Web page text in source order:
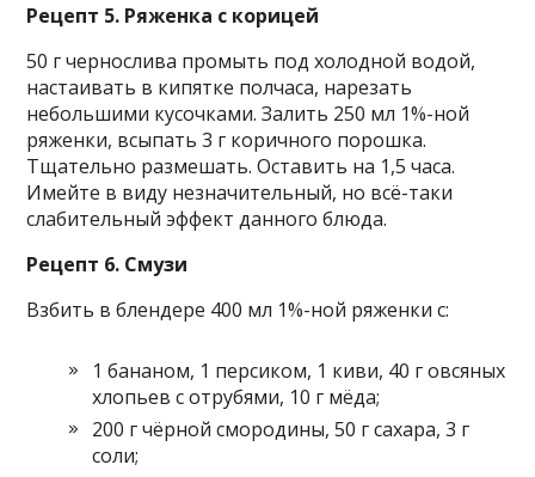
Рецепт 5. Ряженка с корицей
50 г чернослива промыть под холодной водой,
настаивать в кипятке полчаса, нарезать
небольшими кусочками. Залить 250 мл 1%-ной
ряженки, всыпать 3 г коричного порошка.
Тщательно размешать. Оставить на 1,5 часа.
Имейте в виду незначительный, но всё-таки
слабительный эффект данного блюда.
Рецепт 6. Смузи
Взбить в блендере 400 мл 1%-ной ряженки с:
1 бананом, 1 персиком, 1 киви, 40 г овсяных
хлопьев с отрубями, 10 г мёда;
200 г чёрной смородины, 50 г сахара, 3 г
соли;